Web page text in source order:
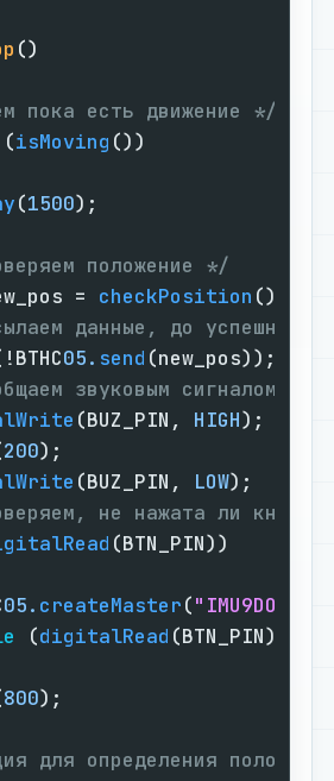
()
пока есть движение */
(isMoving ())
(1500);
положение */
=
checkPosition ();
данные, до успешной
05. send (new_pos));
звуковым сигналом о
(BUZ_PIN, HIGH);
200);
(BUZ_PIN, LOW);
не нажата ли кнопка
(BTN_PIN))
05. createMaster("IMU9DOF"
(digitalRead (BTN_PIN)) {}
800);
для определения